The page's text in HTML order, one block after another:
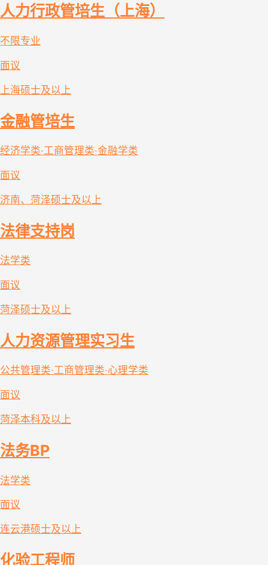
人力行政管培生（上海）
不限专业
面议
上海硕士及以上
金融管培生
经济学类·工商管理类·金融学类
面议
济南、菏泽硕士及以上
法律支持岗
法学类
面议
菏泽硕士及以上
人力资源管理实习生
公共管理类·工商管理类·心理学类
面议
菏泽本科及以上
法务BP
法学类
面议
连云港硕士及以上
化验工程师